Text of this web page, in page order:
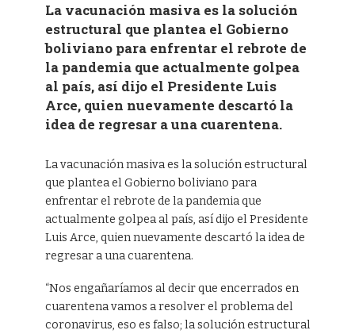
La vacunación masiva es la solución
estructural que plantea el Gobierno
boliviano para enfrentar el rebrote de
la pandemia que actualmente golpea
al país, así dijo el Presidente Luis
Arce, quien nuevamente descartó la
idea de regresar a una cuarentena.
La vacunación masiva es la solución estructural
que plantea el Gobierno boliviano para
enfrentar el rebrote de la pandemia que
actualmente golpea al país, así dijo el Presidente
Luis Arce, quien nuevamente descartó la idea de
regresar a una cuarentena.
“Nos engañaríamos al decir que encerrados en
cuarentena vamos a resolver el problema del
coronavirus, eso es falso; la solución estructural